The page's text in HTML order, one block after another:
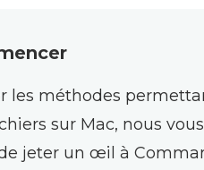
les méthodes
sur Mac, nous vous
jeter un œil à